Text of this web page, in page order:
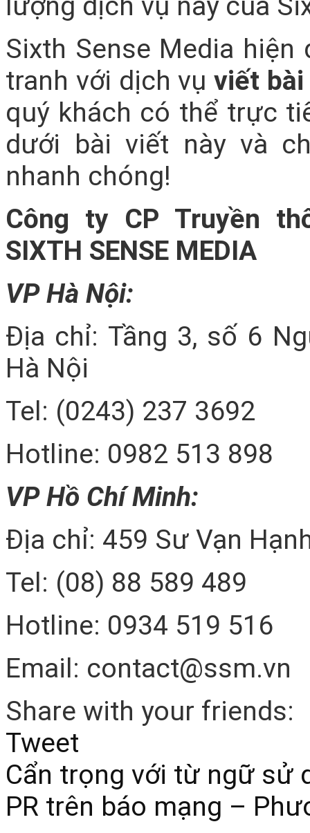
lượng dịch vụ này của
Sixth Sense Media
tranh với dịch vụ viết bài
quý khách có thể trực
dưới bài viết này và
nhanh chóng!
Công ty CP Truyền
SIXTH SENSE MEDIA
VP Hà Nội:
Địa chỉ: Tầng 3, số 6
Hà Nội
Tel: (0243) 237 3692
Hotline: 0982 513 898
VP Hồ Chí Minh:
Địa chỉ: 459 Sư Vạn
Tel: (08) 88 589 489
Hotline: 0934 519 516
Email: contact@ssm.vn
Share with your friends:
Tweet
Cẩn trọng với từ ngữ sử
PR trên báo mạng –